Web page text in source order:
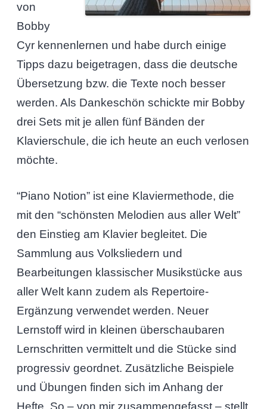
von
Bobby
Cyr kennenlernen und habe durch einige
Tipps dazu beigetragen, dass die deutsche
Übersetzung bzw. die Texte noch besser
werden. Als Dankeschön schickte mir Bobby
drei Sets mit je allen fünf Bänden der
Klavierschule, die ich heute an euch verlosen
möchte.
“Piano Notion” ist eine Klaviermethode, die
mit den “schönsten Melodien aus aller Welt”
den Einstieg am Klavier begleitet. Die
Sammlung aus Volksliedern und
Bearbeitungen klassischer Musikstücke aus
aller Welt kann zudem als Repertoire-
Ergänzung verwendet werden. Neuer
Lernstoff wird in kleinen überschaubaren
Lernschritten vermittelt und die Stücke sind
progressiv geordnet. Zusätzliche Beispiele
und Übungen finden sich im Anhang der
Hefte. So – von mir zusammengefasst – stellt